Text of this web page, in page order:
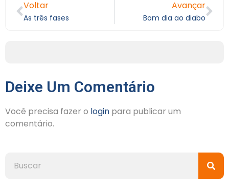
Voltar
As três fases
Avançar
Bom dia ao diabo
Deixe Um Comentário
Você precisa fazer o login para publicar um
comentário.